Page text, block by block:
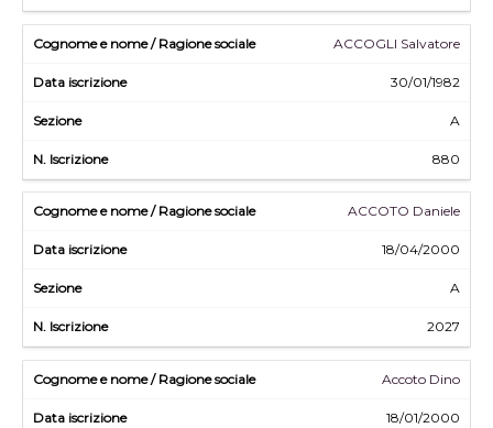
ACCOGLI Salvatore
30/01/1982
A
880
ACCOTO Daniele
18/04/2000
A
2027
Accoto Dino
18/01/2000